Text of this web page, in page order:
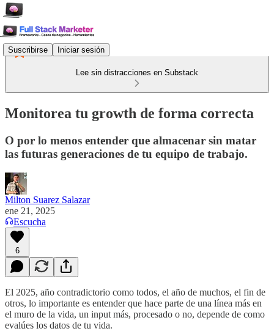
Suscribirse Iniciar sesión
Lee sin distracciones en Substack
Monitorea tu growth de forma correcta
O por lo menos entender que almacenar sin matar
las futuras generaciones de tu equipo de trabajo.
Milton Suarez Salazar
ene 21, 2025
Escucha
6
El 2025, año contradictorio como todos, el año de muchos, el fin de
otros, lo importante es entender que hace parte de una línea más en
el muro de la vida, un input más, procesado o no, depende de como
evalúes los datos de tu vida.